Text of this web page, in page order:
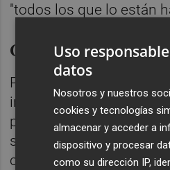
"todos los que lo están
Conexión con la
Puig y España han
intención de la
primer trimestre de
solución que se dará
conexión de la L-10 con
Uso
datos
Nosotros y nuestros
cookies y tecnologías
almacenar y acceder a
dispositivo y procesar
como su dirección IP,